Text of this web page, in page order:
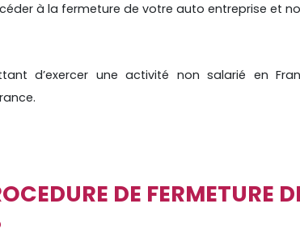
à la fermeture de votre auto entreprise et
d’exercer une activité non salarié en
DE FERMETURE